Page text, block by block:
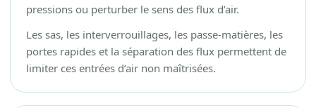
pressions ou perturber le sens des flux d’air.
Les sas, les interverrouillages, les passe-matières, les
portes rapides et la séparation des flux permettent de
limiter ces entrées d’air non maîtrisées.